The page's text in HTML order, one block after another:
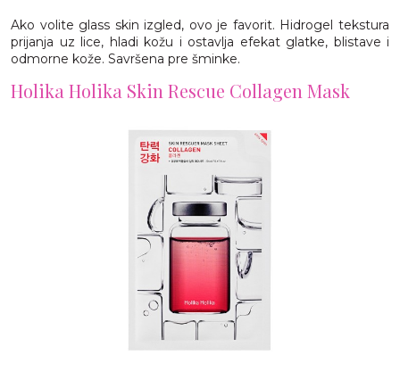
Ako volite glass skin izgled, ovo je favorit. Hidrogel tekstura
prijanja uz lice, hladi kožu i ostavlja efekat glatke, blistave i
odmorne kože. Savršena pre šminke.
Holika Holika Skin Rescue Collagen Mask